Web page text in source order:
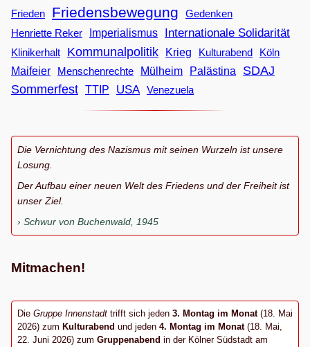
Frieden
Friedensbewegung
Gedenken
Henriette Reker
Imperialismus Internationale Solidarität
Klinikerhalt Kommunalpolitik Krieg Kulturabend
Köln
Maifeier
Menschenrechte Mülheim Palästina
SDAJ
Sommerfest TTIP USA Venezuela
Die Vernichtung des Nazismus mit seinen Wurzeln ist unsere
Losung.
Der Aufbau einer neuen Welt des Friedens und der Freiheit ist
unser Ziel.
Schwur von Buchenwald, 1945
Mitmachen!
Die Gruppe Innenstadt trifft sich jeden 3. Montag im Monat (18. Mai
2026) zum Kulturabend und jeden 4. Montag im Monat(18. Mai,
22. Juni 2026) zum Gruppenabend in der Kölner Südstadt am